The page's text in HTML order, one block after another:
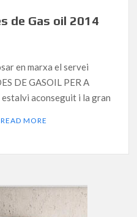
de Gas oil 2014
en marxa el servei
DE GASOIL PER A
aconseguit i la gran
READ MORE